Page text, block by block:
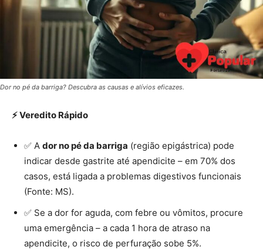
Dor no pé da barriga? Descubra as causas e alívios eficazes.
⚡ Veredito Rápido
✅ A dor no pé da barriga (região epigástrica) pode
indicar desde gastrite até apendicite – em 70% dos
casos, está ligada a problemas digestivos funcionais
(Fonte: MS).
✅ Se a dor for aguda, com febre ou vômitos, procure
uma emergência – a cada 1 hora de atraso na
apendicite, o risco de perfuração sobe 5%.